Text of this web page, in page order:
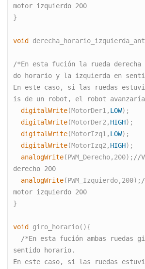
motor izquierdo 200
}
void
/*En esta fución la rueda
do horario y la izquierda en
En este caso, si las ruedas
is de un robot, el
robot
  digitalWrite
(MotorDer1, LOW);
  digitalWrite
(MotorDer2, HIGH);
  digitalWrite
(MotorIzq1, LOW);
  digitalWrite
(MotorIzq2, HIGH);
  analogWrite
(PWM_Derecho,200); //
derecho 200
  analogWrite
(PWM_Izquierdo,200);
motor izquierdo 200
}
void
giro_horario(){
sentido horario.
En este caso, si las ruedas